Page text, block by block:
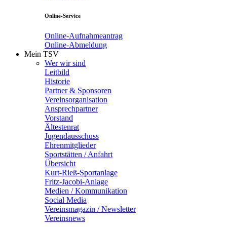
Online-Service
Online-Aufnahmeantrag
Online-Abmeldung
Mein TSV
Wer wir sind
Leitbild
Historie
Partner & Sponsoren
Vereinsorganisation
Ansprechpartner
Vorstand
Ältestenrat
Jugendausschuss
Ehrenmitglieder
Sportstätten / Anfahrt
Übersicht
Kurt-Rieß-Sportanlage
Fritz-Jacobi-Anlage
Medien / Kommunikation
Social Media
Vereinsmagazin / Newsletter
Vereinsnews